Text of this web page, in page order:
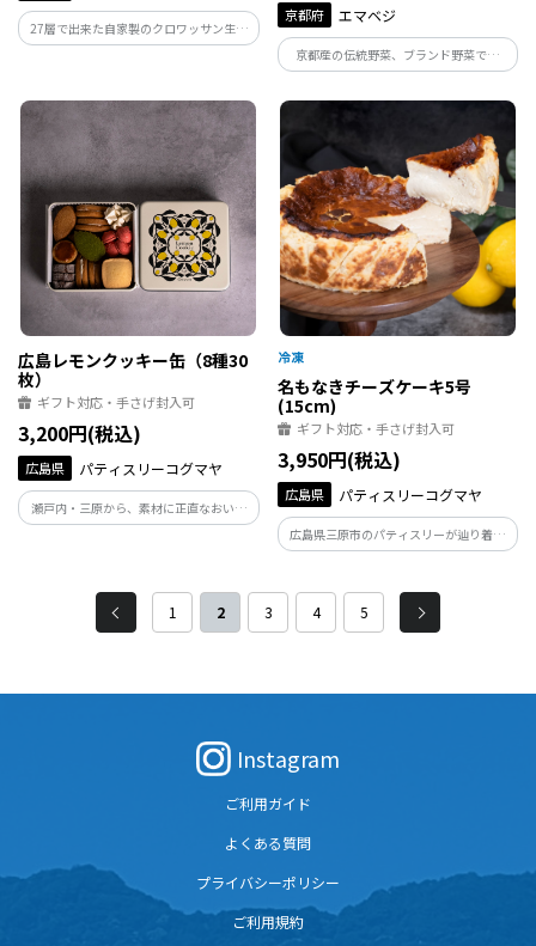
27層で出来た自家製のクロワッサン生地
は、贅沢なほどにバターの香り高く、そ
ちりコクのある濃厚なミルククリームに
仕上げました。
京都府 エマベジ
京都産の伝統野菜、ブランド野菜であ
る、堀川ごぼう・鹿ケ谷かぼちゃ・丹波
の黒枝豆・金時にんじん・京こかぶ&水尾
用せず全て植物由来の原料で作っていま
す。
広島レモンクッキー缶（8種30
枚）
ギフト対応・手さげ封入可
3,200円(税込)
広島県 パティスリーコグマヤ
瀬戸内・三原から、素材に正直なおいし
さを。 国産果実を大切に使い、「おやつ
Dewon（デュウォン）。ひと口で、心が
ほどける幸せを。
名もなきチーズケーキ5号
(15cm)
ギフト対応・手さげ封入可
3,950円(税込)
広島県 パティスリーコグマヤ
広島県三原市のパティスリーが辿り着い
た答えは、名前を付けないこと。 濃厚な
新感覚の“名もなきチーズケーキ”、一口
で違いがわかります。
1 2 3 4 5
Instagram
ご利用ガイド
よくある質問
プライバシーポリシー
ご利用規約